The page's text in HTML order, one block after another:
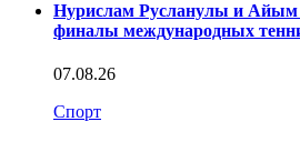
Нурислам Русланулы и
финалы международных
07.08.26
Спорт